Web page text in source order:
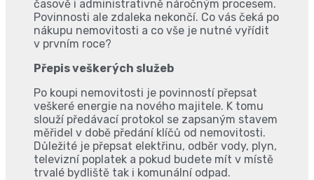
časově i administrativně náročným procesem.
Povinnosti ale zdaleka nekončí. Co vás čeká po
nákupu nemovitosti a co vše je nutné vyřídit
v prvním roce?
Přepis veškerých služeb
Po koupi nemovitosti je povinností přepsat
veškeré energie na nového majitele. K tomu
slouží předávací protokol se zapsaným stavem
měřidel v době předání klíčů od nemovitosti.
Důležité je přepsat elektřinu, odběr vody, plyn,
televizní poplatek a pokud budete mít v místě
trvalé bydliště tak i komunální odpad.